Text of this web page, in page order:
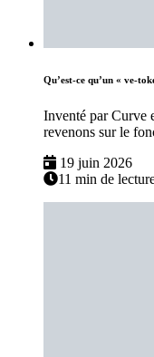
Qu’est-ce qu’un « ve-
Inventé par Curve
revenons sur le
19 juin 2026
11 min de